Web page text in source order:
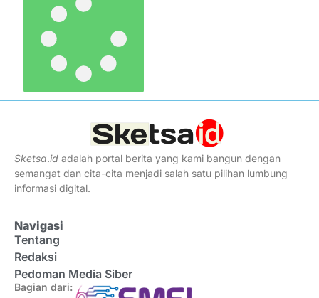
Sketsa.id adalah portal berita yang kami bangun dengan
semangat dan cita-cita menjadi salah satu pilihan lumbung
informasi digital.
Navigasi
Tentang
Redaksi
Pedoman Media Siber
Bagian dari: